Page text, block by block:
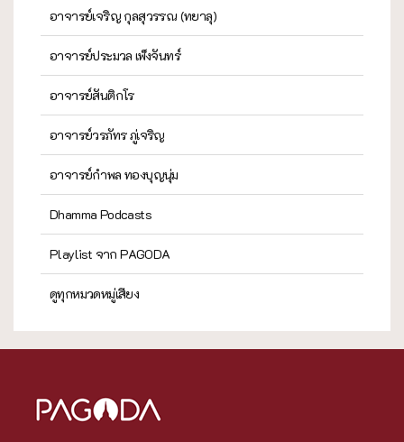
อาจารย์เจริญ กุลสุวรรณ (ทยาลุ)
อาจารย์ประมวล เพ็งจันทร์
อาจารย์สันติกโร
อาจารย์วรภัทร ภู่เจริญ
อาจารย์กำพล ทองบุญนุ่ม
Dhamma Podcasts
Playlist จาก PAGODA
ดูทุกหมวดหมู่เสียง